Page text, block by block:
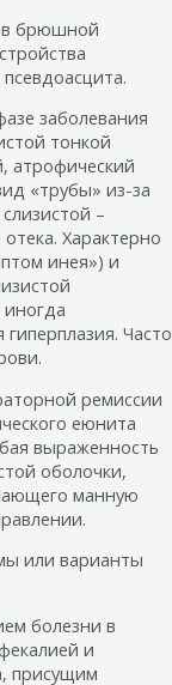
брюшной
заболевания
тонкой
атрофический
«трубы» из-за
–
Характерно
инея») и
Часто
ремиссии
еюнита
выраженность
оболочки,
манную
или варианты
болезни в
и
присущим